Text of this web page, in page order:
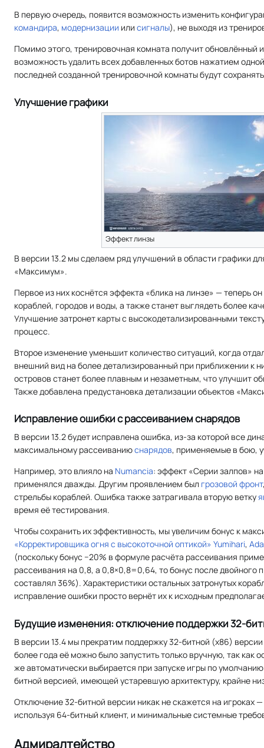
В первую очередь, появится возможность изменить
командира, модернизации или сигналы), не выходя из
Помимо этого, тренировочная комната получит обновлённый
возможность удалить всех добавленных ботов нажатием
последней созданной тренировочной комнаты будут
Улучшение графики
Эффект линзы
В версии 13.2 мы сделаем ряд улучшений в области графики
«Максимум».
Первое из них коснётся эффекта «блика на линзе» — теперь
кораблей, городов и воды, а также станет выглядеть более
Улучшение затронет карты с высокодетализированными
процесс.
Второе изменение уменьшит количество ситуаций, когда
внешний вид на более детализированный при приближении к
островов станет более плавным и незаметным, что улучшит
Также добавлена предустановка детализации объектов
Исправление ошибки с рассеиванием снарядов
В версии 13.2 будет исправлена ошибка, из-за которой все
максимальному рассеиваниюснарядов, применяемые в бою,
Например, это влияло на Numancia: эффект «Серии залпов»
применялся дважды. Другим проявлением был грозовой фронт
стрельбы кораблей. Ошибка также затрагивала вторую ветку
время её тестирования.
Чтобы сохранить их эффективность, мы увеличим бонус к
«Корректировщика огня с высокоточной оптикой» Yumihari,
(поскольку бонус −20% в формуле расчёта рассеивания
рассеивания на 0,8, а 0,8×0,8=0,64, то бонус после двойного
составлял 36%). Характеристики остальных затронутых
исправление ошибки просто вернёт их к исходным
Будущие изменения: отключение поддержки 32-
В версии 13.4 мы прекратим поддержку 32-битной (х86)
более года её можно было запустить только вручную, так как
же автоматически выбирается при запуске игры по
битной версией, имеющей устаревшую архитектуру, крайне
Отключение 32-битной версии никак не скажется на игроках
используя 64-битный клиент, и минимальные системные
Адмиралтейство